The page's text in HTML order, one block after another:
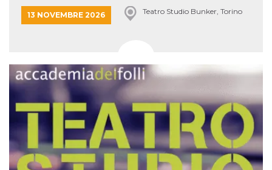
13 NOVEMBRE 2026 Teatro Studio Bunker, Torino